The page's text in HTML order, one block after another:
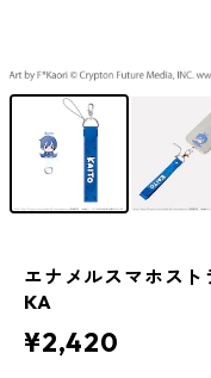
エナメルスマホス
KA
¥2,420